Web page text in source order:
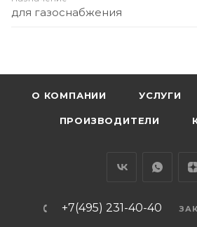
для газоснабжения
О КОМПАНИИ УСЛУГИ
ПРОИЗВОДИТЕЛИ
+7(495) 231-40-40